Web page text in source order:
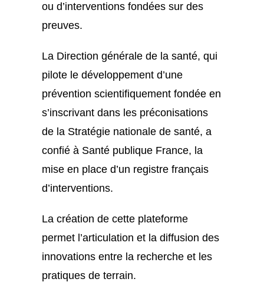
ou d’interventions fondées sur des
preuves.
La Direction générale de la santé, qui
pilote le développement d’une
prévention scientifiquement fondée en
s’inscrivant dans les préconisations
de la Stratégie nationale de santé, a
confié à Santé publique France, la
mise en place d’un registre français
d’interventions.
La création de cette plateforme
permet l’articulation et la diffusion des
innovations entre la recherche et les
pratiques de terrain.